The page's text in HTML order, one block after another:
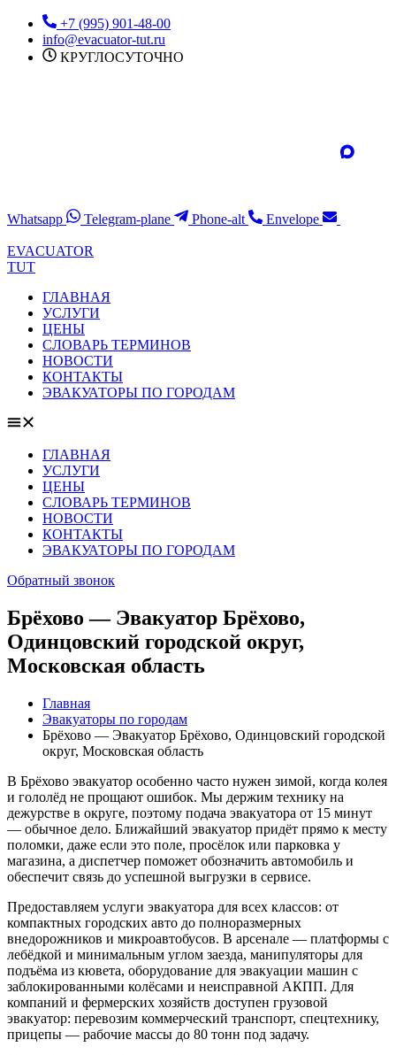
Перейти
содержимому
+7 (995) 901-48-00
info@evacuator-tut.ru
КРУГЛОСУТОЧНО
Whatsapp Telegram-plane Phone-alt Envelope
EVACUATOR
TUT
ГЛАВНАЯ
УСЛУГИ
ЦЕНЫ
СЛОВАРЬ ТЕРМИНОВ
НОВОСТИ
КОНТАКТЫ
ЭВАКУАТОРЫ ПО ГОРОДАМ
ГЛАВНАЯ
УСЛУГИ
ЦЕНЫ
СЛОВАРЬ ТЕРМИНОВ
НОВОСТИ
КОНТАКТЫ
ЭВАКУАТОРЫ ПО ГОРОДАМ
Обратный звонок
Брёхово — Эвакуатор Брёхово,
Одинцовский городской округ,
Московская область
Главная
Эвакуаторы по городам
Брёхово — Эвакуатор Брёхово, Одинцовский городской
округ, Московская область
В Брёхово эвакуатор особенно часто нужен зимой, когда колея
и гололёд не прощают ошибок. Мы держим технику на
дежурстве в округе, поэтому подача эвакуатора от 15 минут
— обычное дело. Ближайший эвакуатор придёт прямо к месту
поломки, даже если это поле, просёлок или парковка у
магазина, а диспетчер поможет обозначить автомобиль и
обеспечит связь до успешной выгрузки в сервисе.
Предоставляем услуги эвакуатора для всех классов: от
компактных городских авто до полноразмерных
внедорожников и микроавтобусов. В арсенале — платформы с
лебёдкой и минимальным углом заезда, манипуляторы для
подъёма из кювета, оборудование для эвакуации машин с
заблокированными колёсами и неисправной АКПП. Для
компаний и фермерских хозяйств доступен грузовой
эвакуатор: перевозим коммерческий транспорт, спецтехнику,
прицепы — рабочие массы до 80 тонн под задачу.